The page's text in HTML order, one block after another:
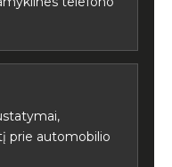
prie automobilio